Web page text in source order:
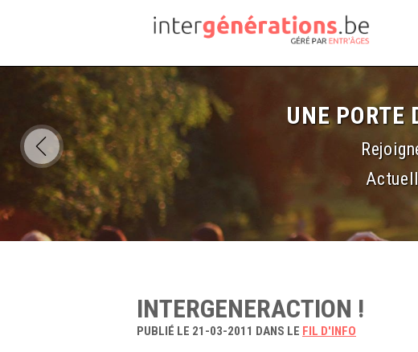
UNE PORTE
INTERGENERACTION !
PUBLIÉ LE 21-03-2011 DANS LE FIL D'INFO